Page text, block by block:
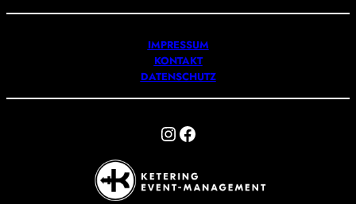
IMPRESSUM
KONTAKT
DATENSCHUTZ
Instagram Facebook